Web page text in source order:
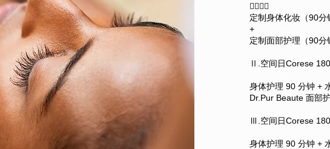

定制身体化妆（90分
+
定制面部护理（90分
Ⅱ.空间日Corese
身体护理 90 分钟 +
​Dr.Pur Beaute 面部
Ⅲ.空间日Corese
身体护理 90 分钟 +